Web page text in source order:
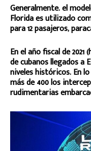
Generalmente. el
Florida es utilizado
para 12 pasajeros,
En el año fiscal de
de cubanos llegados a
niveles históricos. En
más de 400 los
rudimentarias